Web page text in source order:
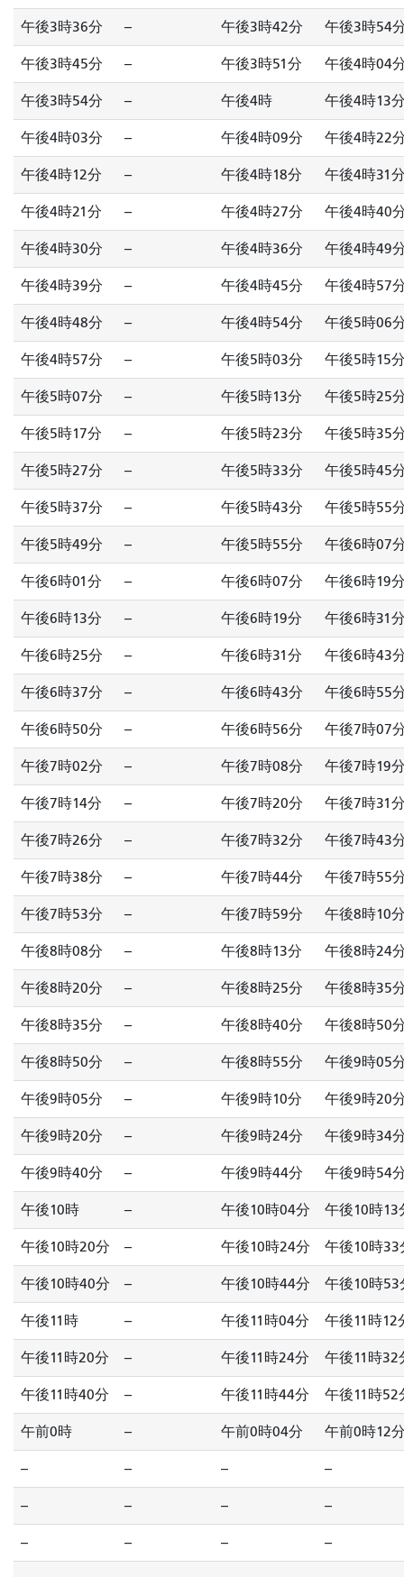
午後3時36分 -- 午後3時42分 午後3時54
午後3時45分 -- 午後3時51分 午後4時04
午後3時54分 -- 午後4時 午後4時13
午後4時03分 -- 午後4時09分 午後4時22
午後4時12分 -- 午後4時18分 午後4時31
午後4時21分 -- 午後4時27分 午後4時40
午後4時30分 -- 午後4時36分 午後4時49
午後4時39分 -- 午後4時45分 午後4時57
午後4時48分 -- 午後4時54分 午後5時06
午後4時57分 -- 午後5時03分 午後5時15
午後5時07分 -- 午後5時13分 午後5時25
午後5時17分 -- 午後5時23分 午後5時35
午後5時27分 -- 午後5時33分 午後5時45
午後5時37分 -- 午後5時43分 午後5時55
午後5時49分 -- 午後5時55分 午後6時07
午後6時01分 -- 午後6時07分 午後6時19
午後6時13分 -- 午後6時19分 午後6時31
午後6時25分 -- 午後6時31分 午後6時43
午後6時37分 -- 午後6時43分 午後6時55
午後6時50分 -- 午後6時56分 午後7時07
午後7時02分 -- 午後7時08分 午後7時19
午後7時14分 -- 午後7時20分 午後7時31
午後7時26分 -- 午後7時32分 午後7時43
午後7時38分 -- 午後7時44分 午後7時55
午後7時53分 -- 午後7時59分 午後8時10
午後8時08分 -- 午後8時13分 午後8時24
午後8時20分 -- 午後8時25分 午後8時35
午後8時35分 -- 午後8時40分 午後8時50
午後8時50分 -- 午後8時55分 午後9時05
午後9時05分 -- 午後9時10分 午後9時20
午後9時20分 -- 午後9時24分 午後9時34
午後9時40分 -- 午後9時44分 午後9時54
午後10時 -- 午後10時04分 午後10時13
午後10時20分 -- 午後10時24分 午後10時33
午後10時40分 -- 午後10時44分 午後10時53
午後11時 -- 午後11時04分 午後11時12
午後11時20分 -- 午後11時24分 午後11時32
午後11時40分 -- 午後11時44分 午後11時52
午前0時 -- 午前0時04分 午前0時12
-- -- -- --
-- -- -- --
-- -- -- --